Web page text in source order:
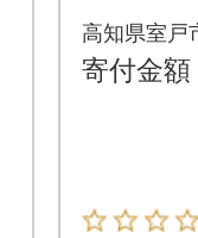
高知県室戸
寄付金額